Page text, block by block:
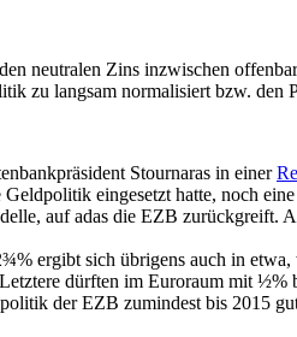
neutralen Zins inzwischen
zu langsam normalisiert bzw. den
Stournaras in einer
eingesetzt hatte, noch
auf adas die EZB zurückgreift.
ergibt sich übrigens auch in
dürften im Euroraum mit
der EZB zumindest bis 2015